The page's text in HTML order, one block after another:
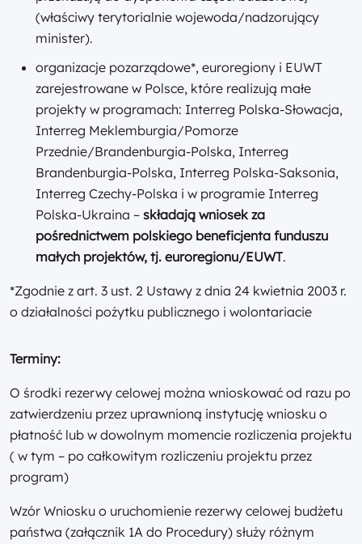
(właściwy terytorialnie wojewoda/nadzorujący
minister).
organizacje pozarządowe*, euroregiony i EUWT
zarejestrowane w Polsce, które realizują małe
projekty w programach: Interreg Polska-Słowacja,
Interreg Meklemburgia/Pomorze
Przednie/Brandenburgia-Polska, Interreg
Brandenburgia-Polska, Interreg Polska-Saksonia,
Interreg Czechy-Polska i w programie Interreg
Polska-Ukraina – składają wniosek za
pośrednictwem polskiego beneficjenta funduszu
małych projektów, tj. euroregionu/EUWT.
*Zgodnie z art. 3 ust. 2 Ustawy z dnia 24 kwietnia 2003 r.
o działalności pożytku publicznego i wolontariacie
Terminy:
O środki rezerwy celowej można wnioskować od razu po
zatwierdzeniu przez uprawnioną instytucję wniosku o
płatność lub w dowolnym momencie rozliczenia projektu
( w tym – po całkowitym rozliczeniu projektu przez
program)
Wzór Wniosku o uruchomienie rezerwy celowej budżetu
państwa (załącznik 1A do Procedury) służy różnym